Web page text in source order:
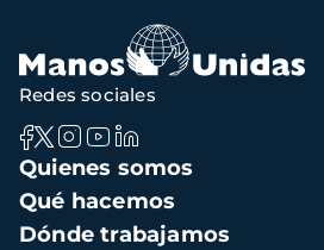
Navegación
principal
Quienes somos
Qué hacemos
Dónde trabajamos
Redes sociales